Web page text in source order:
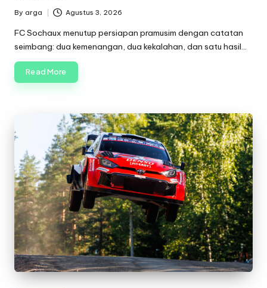
Posted
by
By arga Agustus 3, 2026
FC Sochaux menutup persiapan pramusim dengan catatan
seimbang: dua kemenangan, dua kekalahan, dan satu hasil…
Read More